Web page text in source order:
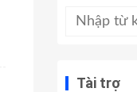
Tài trợ